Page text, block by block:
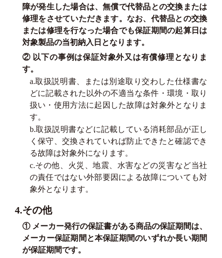
障が発生した場合は、無償で代替品との交換または
修理をさせていただきます。なお、代替品との交換
または修理を行なった場合でも保証期間の起算日は
対象製品の当初納入日となります。
② 以下の事例は保証対象外又は有償修理となりま
す。
a.取扱説明書、または別途取り交わした仕様書な
どに記載された以外の不適当な条件・環境・取り
扱い・使用方法に起因した故障は対象外となりま
す。
b.取扱説明書などに記載している消耗部品が正し
く保守、交換されていれば防止できたと確認でき
る故障は対象外になります。
c.その他、火災、地震、水害などの災害など当社
の責任ではない外部要因による故障についても対
象外となります。
4.その他
① メーカー発行の保証書がある商品の保証期間は、
メーカー保証期間と本保証期間のいずれか長い期間
が保証期間です。